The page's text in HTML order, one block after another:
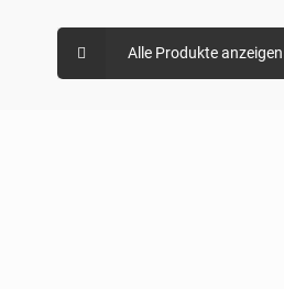
Alle Produkte anzeigen